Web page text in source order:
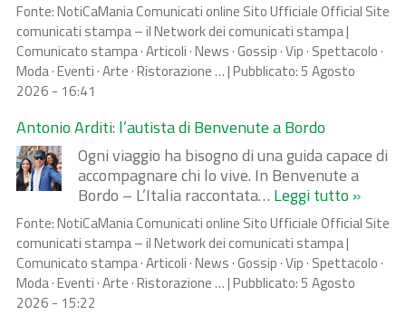
Fonte:NotiCaMania Comunicati online Sito Ufficiale Official Site
comunicati stampa – il Network dei comunicati stampa |
Comunicato stampa · Articoli · News · Gossip · Vip · Spettacolo ·
Moda · Eventi · Arte · Ristorazione …|Pubblicato: 5 Agosto
2026 - 16:41
Antonio Arditi: l’autista di Benvenute a Bordo
Ogni viaggio ha bisogno di una guida capace di
accompagnare chi lo vive. In Benvenute a
Bordo – L’Italia raccontata… Leggi tutto »
Fonte:NotiCaMania Comunicati online Sito Ufficiale Official Site
comunicati stampa – il Network dei comunicati stampa |
Comunicato stampa · Articoli · News · Gossip · Vip · Spettacolo ·
Moda · Eventi · Arte · Ristorazione …|Pubblicato: 5 Agosto
2026 - 15:22